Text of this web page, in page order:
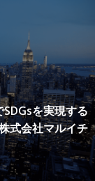
を実現する
式会社マルイチ